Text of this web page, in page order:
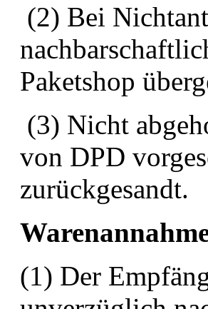
(2) Bei
Paketshop
(3) Nicht
von DPD
zurückgesandt.
(1) Der